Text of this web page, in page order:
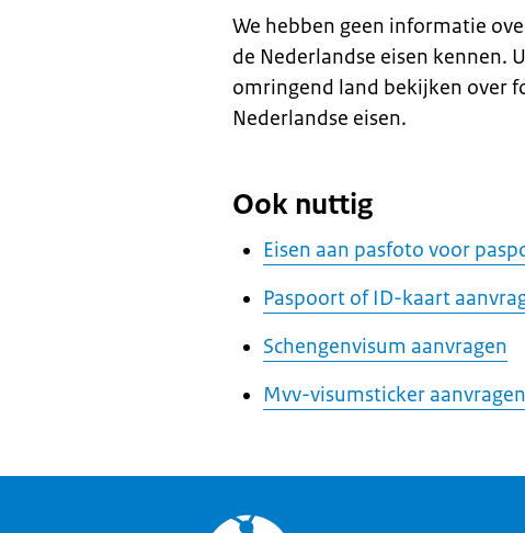
We hebben geen informatie
de Nederlandse eisen kennen.
omringend land bekijken over
Nederlandse eisen.
Ook nuttig
Eisen aan pasfoto voor
Paspoort of ID-kaart
Schengenvisum aanvragen
Mvv-visumsticker aanvragen